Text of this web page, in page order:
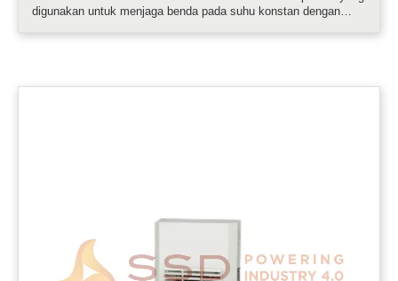
digunakan untuk menjaga benda pada suhu konstan dengan